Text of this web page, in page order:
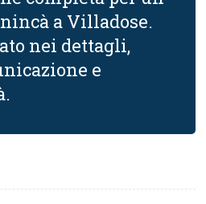
a Villadose.
nei dettagli,
e